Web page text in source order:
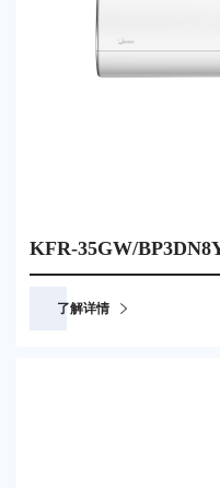
KFR-35GW/
了解详情